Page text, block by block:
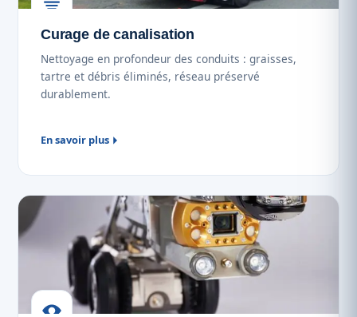
Curage de canalisation
Nettoyage en profondeur des conduits : graisses,
tartre et débris éliminés, réseau préservé
durablement.
En savoir plus